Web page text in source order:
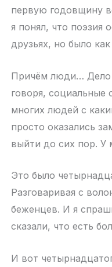
первую годовщину
я понял, что поэзия
друзьях, но было
Причём люди… Дело
говоря, социальные
многих людей с
просто оказались
выйти до сих пор. У
Это было
Разговаривая с
беженцев. И я
сказали, что есть
И вот